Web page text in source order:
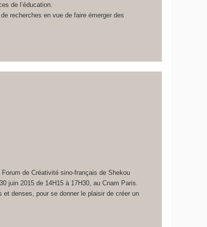
de l’éducation.
recherches en vue de faire émerger des
de Créativité sino-français de Shekou
2015 de 14H15 à 17H30, au Cnam Paris.
denses, pour se donner le plaisir de créer un